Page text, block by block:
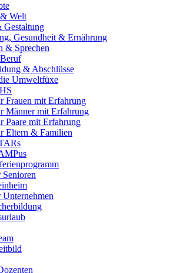
Welt
Gesundheit & Ernährung
& Sprechen
& Abschlüsse
Umweltfüxe
Frauen mit Erfahrung
Männer mit Erfahrung
Paare mit Erfahrung
Eltern & Familien